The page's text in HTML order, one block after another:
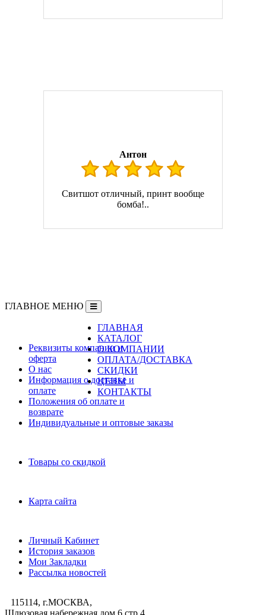
Антон
Свитшот отличный, принт вообще
бомба!..
ГЛАВНОЕ МЕНЮ
ГЛАВНАЯ
КАТАЛОГ
О КОМПАНИИ
ОПЛАТА/ДОСТАВКА
СКИДКИ
ЦЕНЫ
КОНТАКТЫ
Реквизиты компании и
оферта
О нас
Информация о доставке и
оплате
Положения об оплате и
возврате
Индивидуальные и оптовые заказы
Товары со скидкой
Карта сайта
Личный Кабинет
История заказов
Мои Закладки
Рассылка новостей
115114, г.МОСКВА,
Шлюзовая набережная дом 6 стр.4